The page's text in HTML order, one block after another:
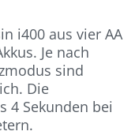
i400 aus vier AA
Je nach
sind
Die
4 Sekunden bei